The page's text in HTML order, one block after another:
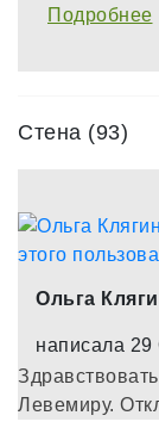
Подробнее
Стена (93)
Ольга
написала 29
Левемиру.